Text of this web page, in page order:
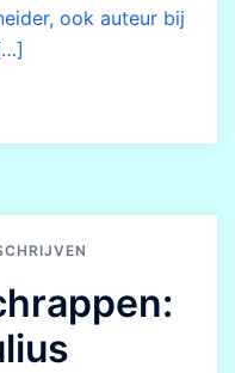
ook auteur bij